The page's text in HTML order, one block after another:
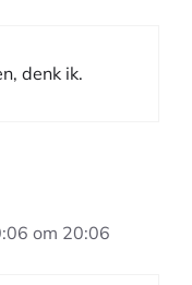
denk ik.
om 20:06